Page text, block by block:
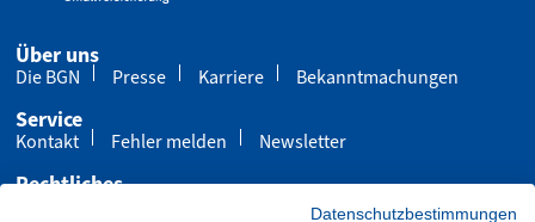
Über uns
Die BGN Presse Karriere Bekanntmachungen
Service
Kontakt Fehler melden Newsletter
Rechtliches
CookiesDatenschutzbestimmungen